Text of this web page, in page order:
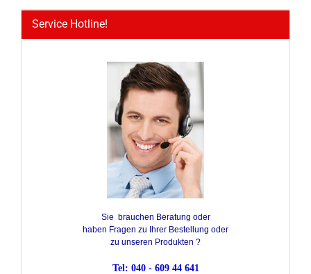
Service Hotline!
Sie brauchen Beratung oder
haben Fragen zu Ihrer Bestellung oder
zu unseren Produkten ?
Tel: 040 - 609 44 641